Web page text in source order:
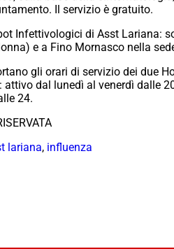
Il servizio è gratuito.
Infettivologici di Asst Lariana:
e a Fino Mornasco nella
gli orari di servizio dei due
attivo dal lunedì al venerdì dalle
24.
lariana, influenza